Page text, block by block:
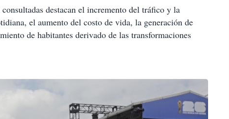
destacan el incremento del tráfico y la
el aumento del costo de vida, la generación de
de habitantes derivado de las transformaciones